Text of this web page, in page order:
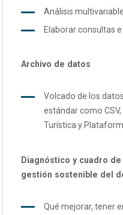
Análisis
Elaborar consultas
Archivo de datos
Volcado de los
estándar como
Turística y
Diagnóstico y cuadro
gestión sostenible del
Qué mejorar, tener